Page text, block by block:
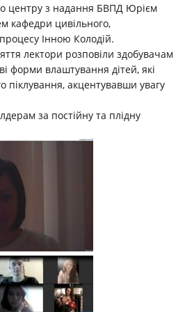
центру з надання БВПД Юрiєм
кафедри цивільного,
процесу Iнною Колодiй.
лектори розповiли здобувачам
форми влаштування дiтей, якi
пiклування, акцентувавши увагу
за постiйну та плiдну